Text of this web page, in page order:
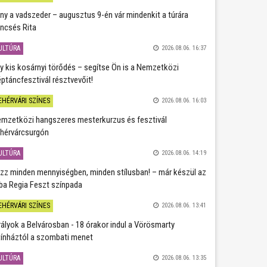
a vadszeder – augusztus 9-én vár mindenkit a túrára
Rita
2026.08.06. 16:37
kis kosárnyi törődés – segítse Ön is a Nemzetközi
résztvevőit!
SZÍNES 2026.08.06. 16:03
hangszeres mesterkurzus és fesztivál
2026.08.06. 14:19
minden mennyiségben, minden stílusban! – már készül az
Regia Feszt színpada
SZÍNES 2026.08.06. 13:41
a Belvárosban - 18 órakor indul a Vörösmarty
a szombati menet
2026.08.06. 13:35